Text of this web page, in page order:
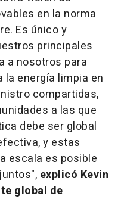
en la norma
Es único y
principales
a nosotros para
energía limpia en
compartidas,
a las que
debe ser global
y estas
escala es posible
explicó Kevin
global de